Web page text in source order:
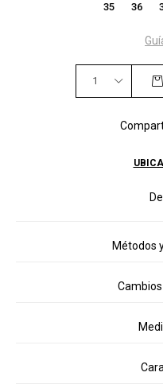
35 36
1
Métodos